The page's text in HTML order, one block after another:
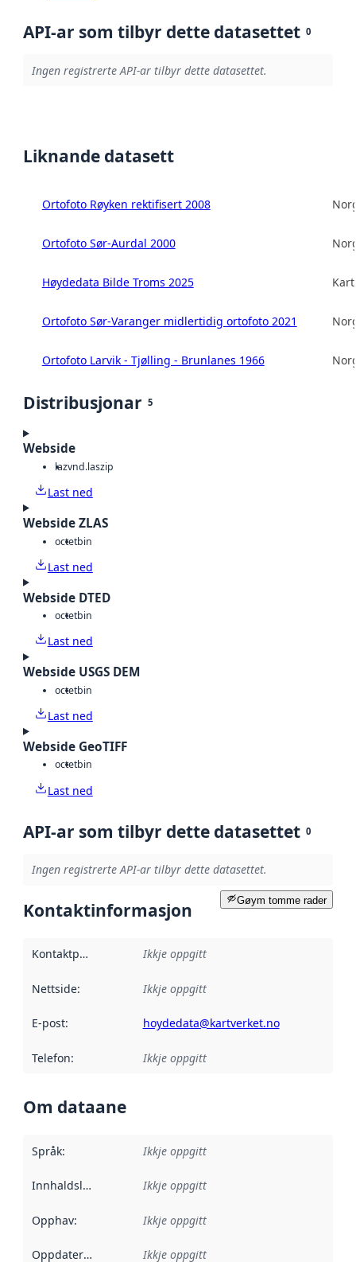
API-ar som tilbyr dette datasettet 0
Ingen registrerte API-ar tilbyr dette datasettet.
Liknande datasett
Ortofoto Røyken rektifisert 2008
Ortofoto Sør-Aurdal 2000
Høydedata Bilde Troms 2025
Ortofoto Sør-Varanger midlertidig ortofoto 2021
Ortofoto Larvik - Tjølling - Brunlanes 1966
Distribusjonar 5
Webside
lazvnd.laszip
Last ned
Webside ZLAS
octetbin
Last ned
Webside DTED
octetbin
Last ned
Webside USGS DEM
octetbin
Last ned
Webside GeoTIFF
octetbin
Last ned
API-ar som tilbyr dette datasettet 0
Ingen registrerte API-ar tilbyr dette datasettet.
Gøym tomme rader
Kontaktinformasjon
Kontaktpunkt Ikkje oppgitt
Nettside: Ikkje oppgitt
E-post: hoydedata@kartverket.no
Telefon: Ikkje oppgitt
Om dataane
Språk: Ikkje oppgitt
Innhaldsleverandørar :
Ikkje oppgitt
Opphav: Ikkje oppgitt
Oppdateringsfrekvens :
Ikkje oppgitt